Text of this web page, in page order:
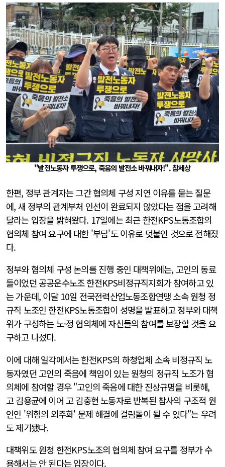
"발전노동자 투쟁으로, 죽음의 발전소 바꿔내자!". 참세상
한편, 정부 관계자는 그간 협의체 구성 지연 이유를 묻는 질문
에, 새 정부의 관계부처 인선이 완료되지 않았다는 점을 고려해
달라는 입장을 밝혀왔다. 17일에는 최근 한전KPS노동조합의
협의체 참여 요구에 대한 '부담'도 이유로 덧붙인 것으로 전해졌
다.
정부와 협의체 구성 논의를 진행 중인 대책위에는, 고인의 동료
들이었던 공공운수노조 한전KPS비정규직지회가 참여하고 있
는 가운데, 이달 10일 전국전력산업노동조합연맹 소속 원청 정
규직 노조인 한전KPS노동조합이 성명을 발표하고 정부와 대책
위가 구성하는 노·정 협의체에 자신들의 참여를 보장할 것을 요
구하고 나섰다.
이에 대해 일각에서는 한전KPS의 하청업체 소속 비정규직 노
동자였던 고인의 죽음에 책임이 있는 원청의 정규직 노조가 협
의체에 참여할 경우 "고인의 죽음에 대한 진상규명을 비롯해,
고 김용균에 이어 고 김충현 노동자로 반복된 참사의 구조적 원
인인 '위험의 외주화' 문제 해결에 걸림돌이 될 수 있다"는 우려
도 제기됐다.
대책위도 원청 한전KPS노조의 협의체 참여 요구를 정부가 수
용해서는 안 된다는 입장이다.